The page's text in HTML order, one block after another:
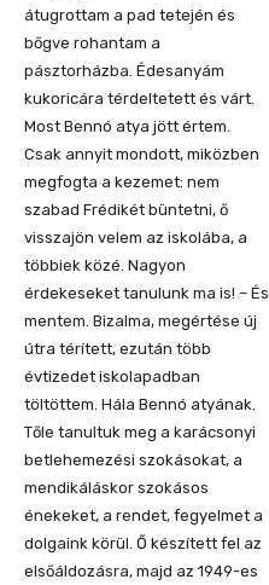
átugrottam a pad tetején és
bőgve rohantam a
pásztorházba. Édesanyám
kukoricára térdeltetett és várt.
Most Bennó atya jött értem.
Csak annyit mondott, miközben
megfogta a kezemet: nem
szabad Frédikét büntetni, ő
visszajön velem az iskolába, a
többiek közé. Nagyon
érdekeseket tanulunk ma is! – És
mentem. Bizalma, megértése új
útra térített, ezután több
évtizedet iskolapadban
töltöttem . Hála Bennó atyának
Tőle tanultuk meg a karácsonyi
betlehemezési szokásokat, a
mendikáláskor szokásos
énekeket, a rendet, fegyelmet a
dolgaink körül. Ő készített fel az
elsőáldozásra, majd az 1949-es